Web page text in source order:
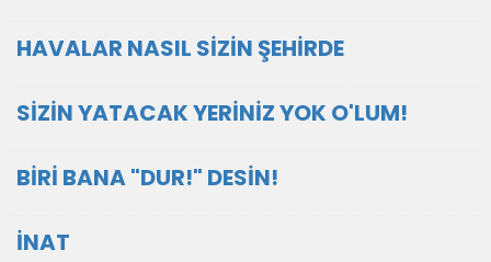
HAVALAR NASIL SİZİN ŞEHİRDE
SİZİN YATACAK YERİNİZ YOK O'LUM!
BİRİ BANA "DUR!" DESİN!
İNAT